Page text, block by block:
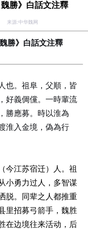
魏勝》白話文注釋
源:中华魏网
魏勝》白話文注釋
也。祖阜，父順，皆
好義倜儻。一時輩流
勝應募。時以淮為
淮入金境，偽為行
今江苏宿迁）人。祖
小勇力过人，多智谋
脱。同辈之人都推重
里招募弓箭手，魏胜
在边境往来活动，后